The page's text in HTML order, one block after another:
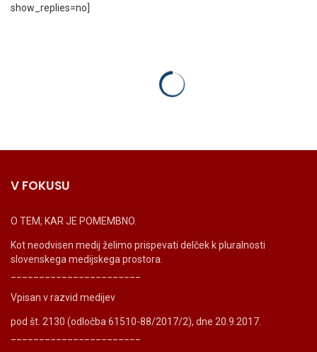
show_replies=no]
V FOKUSU
O TEM, KAR JE POMEMBNO.
Kot neodvisen medij želimo prispevati delček k pluralnosti
slovenskega medijskega prostora.
Vpisan v razvid medijev
pod št. 2130 (odločba 61510-88/2017/2), dne 20.9.2017.